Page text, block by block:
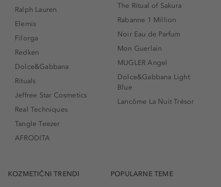
Ralph Lauren
Elemis
Filorga
Redken
Dolce&Gabbana
Rituals
Jeffree Star Cosmetics
Real Techniques
Tangle Teezer
AFRODITA
The Ritual of Sakura
Rabanne 1 Million
Noir Eau de Parfum
Mon Guerlain
MUGLER Angel
Dolce&Gabbana Light
Blue
Lancôme La Nuit Trésor
KOZMETIČNI TRENDI POPULARNE TEME